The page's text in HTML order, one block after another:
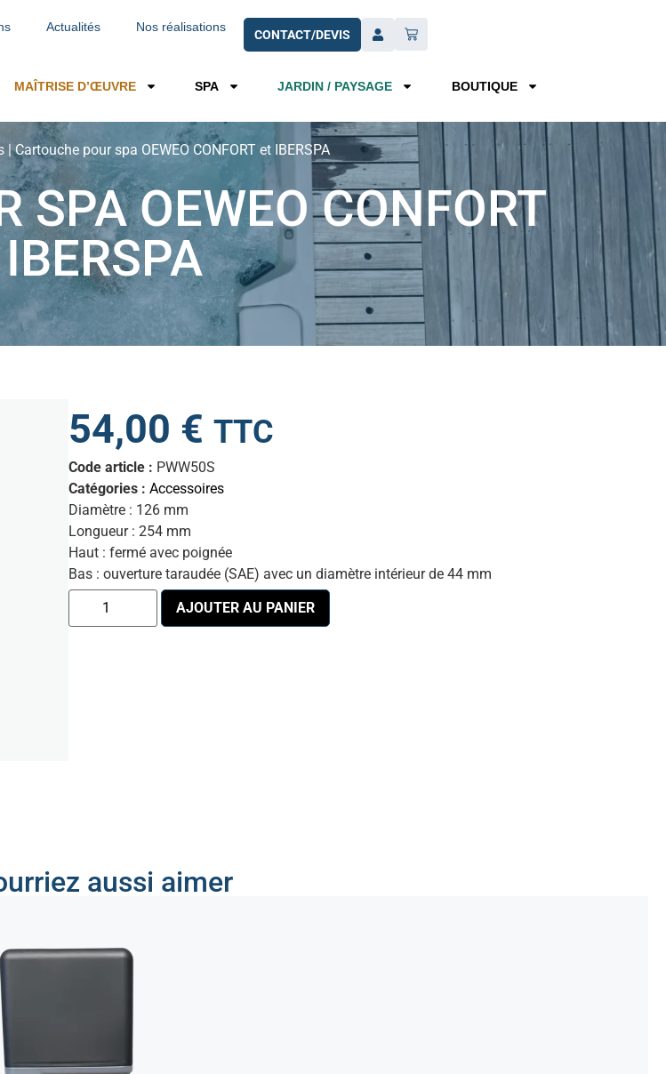
Actualités Nos réalisations
CONTACT/DEVIS
MAÎTRISE D’ŒUVRE SPA JARDIN / PAYSAGE BOUTIQUE
|Cartouche pour spa OEWEO CONFORT et IBERSPA
SPA OEWEO CONFORT
54,00 € TTC
Code article : PWW50S
Catégories : Accessoires
Diamètre : 126 mm
Longueur : 254 mm
Haut : fermé avec poignée
Bas : ouverture taraudée (SAE) avec un diamètre intérieur de 44 mm
AJOUTER AU PANIER
aussi aimer